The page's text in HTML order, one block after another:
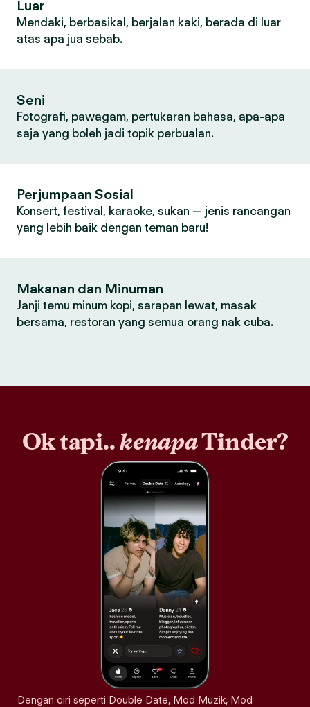
Luar
Mendaki, berbasikal, berjalan kaki, berada di luar
atas apa jua sebab.
Seni
Fotografi, pawagam, pertukaran bahasa, apa-apa
saja yang boleh jadi topik perbualan.
Perjumpaan Sosial
Konsert, festival, karaoke, sukan — jenis rancangan
yang lebih baik dengan teman baru!
Makanan dan Minuman
Janji temu minum kopi, sarapan lewat, masak
bersama, restoran yang semua orang nak cuba.
Ok tapi..kenapaTinder?
Dengan ciri seperti Double Date, Mod Muzik, Mod